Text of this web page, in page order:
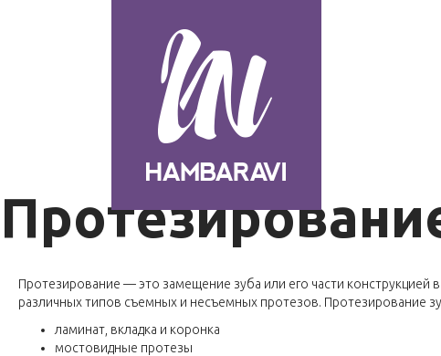
Протезирование — это замещение зуба или его части конструкцией
различных типов съемных и несъемных протезов. Протезирование
ламинат, вкладка и коронка
мостовидные протезы